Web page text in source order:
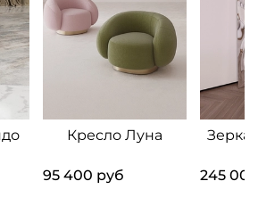
Кресло Луна
95 400 руб 245